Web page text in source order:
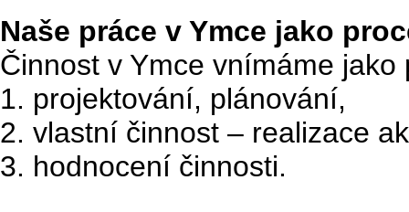
Naše práce v Ymce jako
Činnost v Ymce vnímáme
1. projektování, plánování,
2. vlastní činnost – realizace
3. hodnocení činnosti.